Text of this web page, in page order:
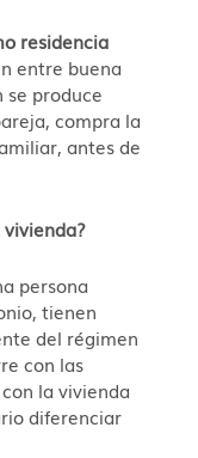
residencia
entre buena
se produce
compra la
antes de
persona
tienen
del régimen
con las
la vivienda
diferenciar